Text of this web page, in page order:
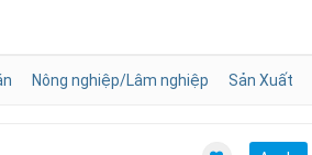
Nông nghiệp/Lâm nghiệp Sản Xuất